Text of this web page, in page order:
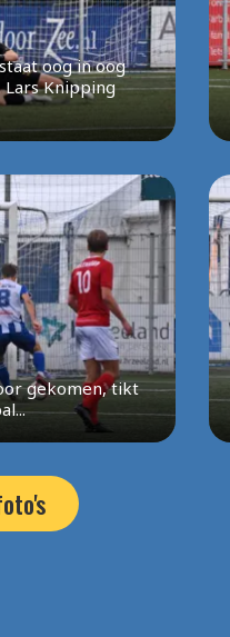
oog in oog
Knipping
gekomen, tikt